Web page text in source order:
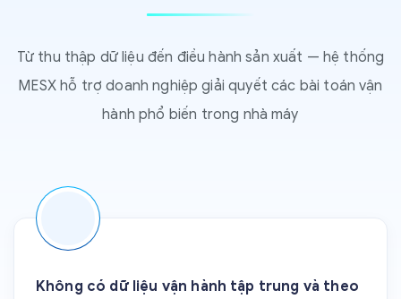
Từ thu thập dữ liệu đến điều hành sản xuất — hệ thống
MESX hỗ trợ doanh nghiệp giải quyết các bài toán vận
hành phổ biến trong nhà máy
Không có dữ liệu vận hành tập trung và theo